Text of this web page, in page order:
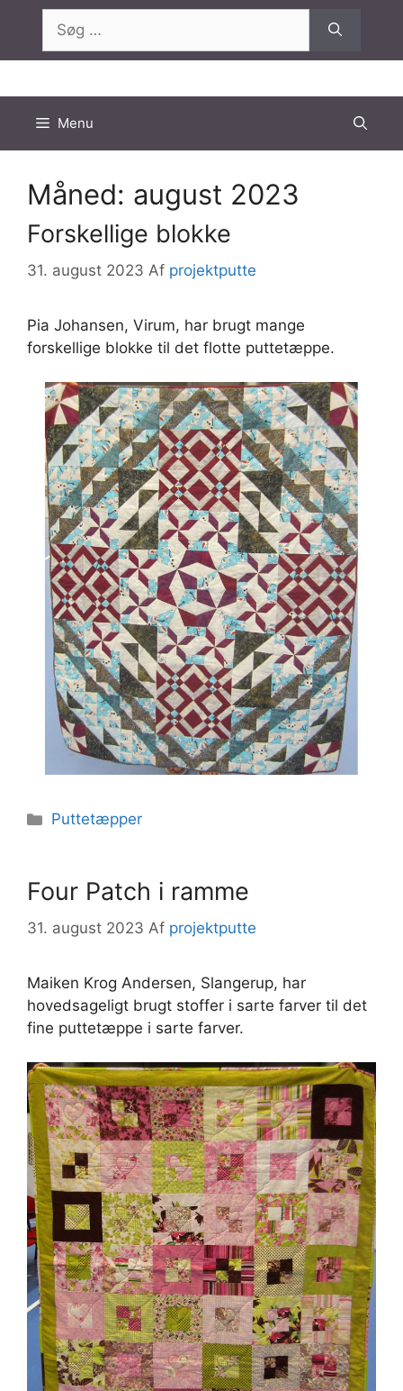
indhold
efter:
Menu
Måned: august 2023
Forskellige blokke
31. august 2023 Af projektputte
Pia Johansen, Virum, har brugt mange
forskellige blokke til det flotte puttetæppe.
Kategorier
Puttetæpper
Four Patch i ramme
31. august 2023 Af projektputte
Maiken Krog Andersen, Slangerup, har
hovedsageligt brugt stoffer i sarte farver til det
fine puttetæppe i sarte farver.